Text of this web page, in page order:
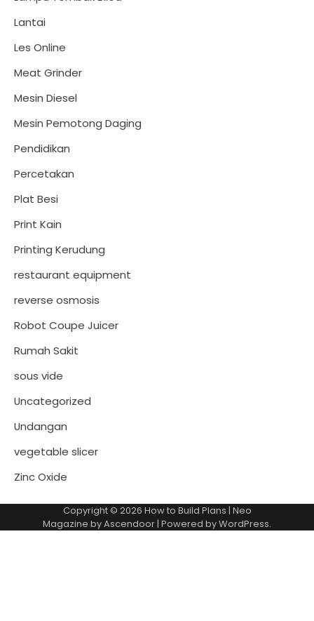
Lantai
Les Online
Meat Grinder
Mesin Diesel
Mesin Pemotong Daging
Pendidikan
Percetakan
Plat Besi
Print Kain
Printing Kerudung
restaurant equipment
reverse osmosis
Robot Coupe Juicer
Rumah Sakit
sous vide
Uncategorized
Undangan
vegetable slicer
Zinc Oxide
Copyright © 2026 How to Build Plans | Neo
Magazine byAscendoor| Powered byWordPress.